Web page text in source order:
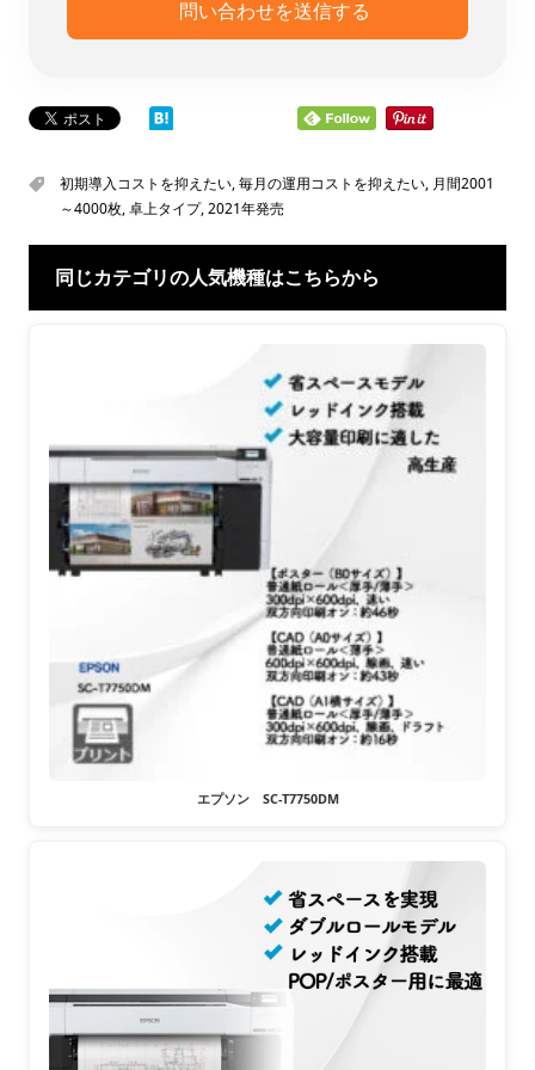
初期導入コストを抑えたい,毎月の運用コストを抑えたい, 月間2001
～4000枚,卓上タイプ,2021年発売
同じカテゴリの人気機種はこちらから
エプソン SC-T7750DM